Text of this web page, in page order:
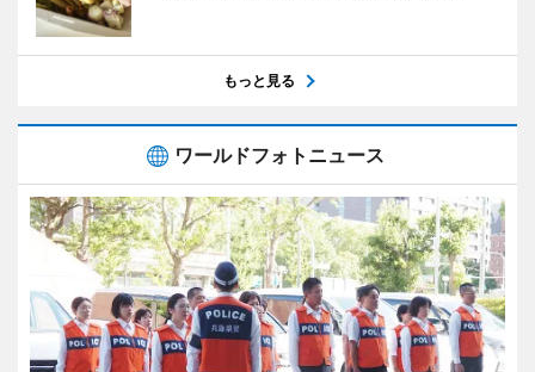
もっと見る
ワールドフォトニュース